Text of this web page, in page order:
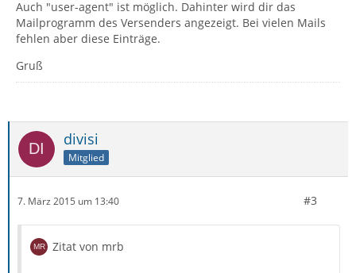
Auch "user-agent" ist möglich. Dahinter wird dir das
Mailprogramm des Versenders angezeigt. Bei vielen Mails
fehlen aber diese Einträge.
Gruß
divisi
Mitglied
7. März 2015 um 13:40 #3
Zitat von mrb